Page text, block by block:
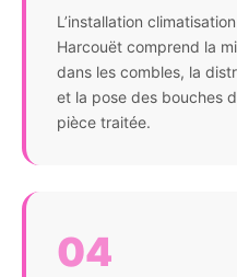
L’installation
Harcouët comprend la
dans les combles, la
et la pose des bouches
pièce traitée.
04